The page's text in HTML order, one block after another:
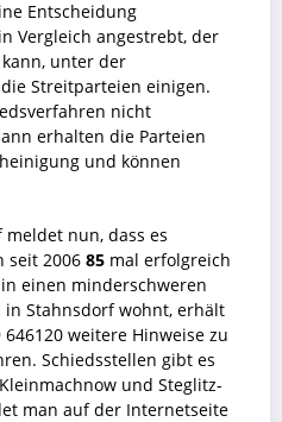
Entscheidung
Vergleich angestrebt, der
unter der
Streitparteien einigen.
nicht
erhalten die Parteien
und können
meldet nun, dass es
seit 2006 85 mal erfolgreich
einen minderschweren
Stahnsdorf wohnt, erhält
weitere Hinweise zu
Schiedsstellen gibt es
und Steglitz-
man auf der Internetseite